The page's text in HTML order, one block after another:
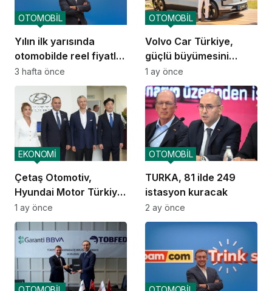
Yılın ilk yarısında
otomobilde reel fiyatlar
düşüşte
OTOMOBİL
3 hafta önce
Volvo Car Türkiye,
güçlü büyümesini
sürdürüyor
OTOMOBİL
1 ay önce
Çetaş Otomotiv,
Hyundai Motor Türkiye
ailesine katıldı
EKONOMİ
1 ay önce
TURKA, 81 ilde 249
istasyon kuracak
OTOMOBİL
2 ay önce